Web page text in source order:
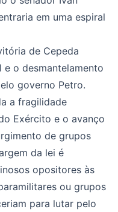
em uma espiral
de Cepeda
o desmantelamento
governo Petro.
a fragilidade
Exército e o avanço
de grupos
da lei é
opositores às
ou grupos
para lutar pelo